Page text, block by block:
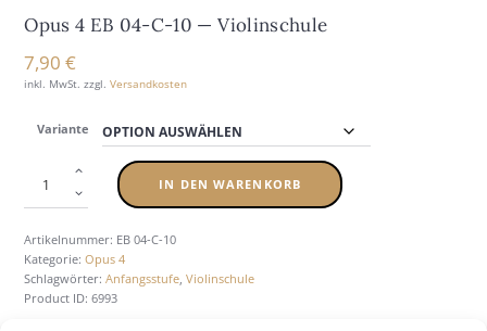
Opus 4 EB 04-C-10 — Vio­lin­schu­le
7,90€
inkl. MwSt. zzgl.Versandkosten
Variante
IN DEN WARENKORB
Artikelnummer: EB 04-C-10
Kategorie:Opus 4
Schlagwörter:Anfangsstufe,Violinschule
Product ID:6993